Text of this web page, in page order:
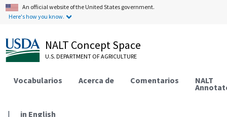
An official website of the United States government.
Here's how you know.
NALT Concept Space
U.S. DEPARTMENT OF AGRICULTURE
Vocabularios Acerca de Comentarios NALT
| in English